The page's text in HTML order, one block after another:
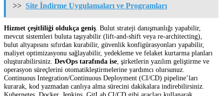
>> Site İndirme Uygulamaları ve Programları
Hizmet çeşitliliği oldukça geniş. Bulut strateji danışmanlığı yapabilir,
mevcut sistemleri buluta taşıyabilir (lift-and-shift veya re-architecting),
bulut altyapısını sıfırdan kurabilir, güvenlik konfigürasyonları yapabilir,
maliyet optimizasyonu sağlayabilir, yedekleme ve felaket kurtarma planları
oluşturabilirsiniz. DevOps tarafında ise, şirketlerin yazılım geliştirme ve
operasyon süreçlerini otomatikleştirmelerine yardımcı olursunuz.
Continuous Integration/Continuous Deployment (CI/CD) pipeline’ları
kurarak, kod yazmadan canlıya alma sürecini dakikalara indirebilirsiniz.